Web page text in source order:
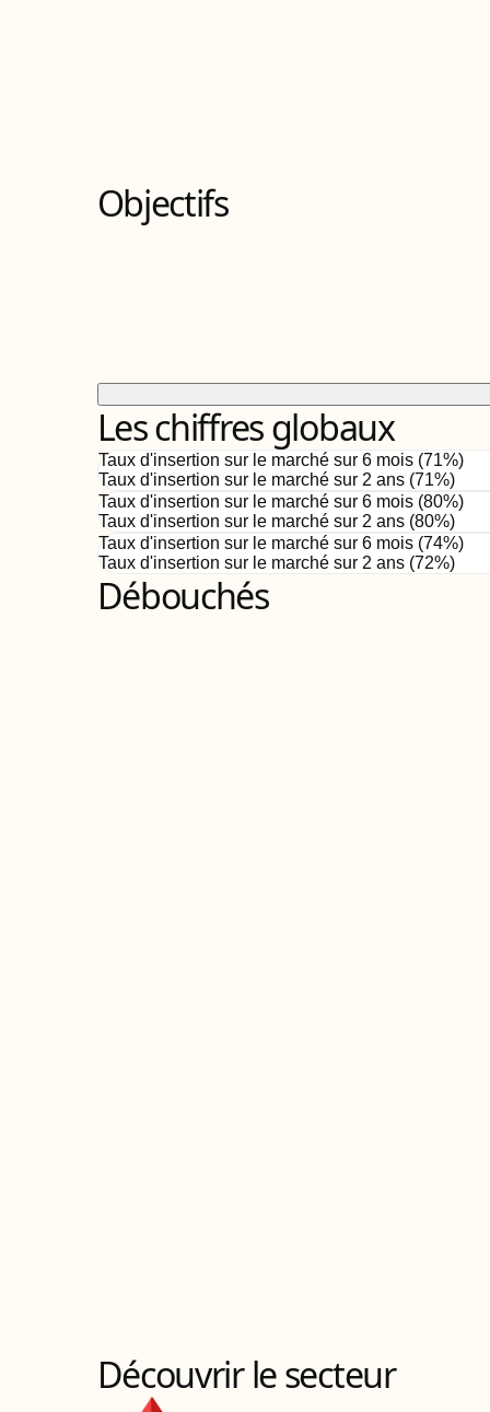
Objectifs
Les chiffres globaux
Taux d'insertion sur le marché sur 6 mois (71%)
Taux d'insertion sur le marché sur 2 ans (71%)
Taux d'insertion sur le marché sur 6 mois (80%)
Taux d'insertion sur le marché sur 2 ans (80%)
Taux d'insertion sur le marché sur 6 mois (74%)
Taux d'insertion sur le marché sur 2 ans (72%)
Débouchés
Découvrir le secteur